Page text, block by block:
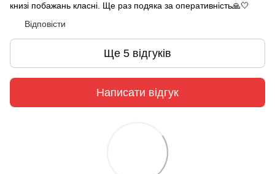
книзі побажань класні. Ще раз подяка за оперативність🙏🤍
Відповісти
Ще 5 відгуків
Написати відгук